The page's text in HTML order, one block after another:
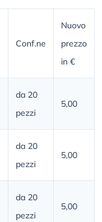
Conf.ne
Nuovo
prezzo
in €
da 20
pezzi
5,00
da 20
pezzi
5,00
da 20
pezzi
5,00